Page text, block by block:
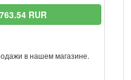
RUR
в нашем магазине.